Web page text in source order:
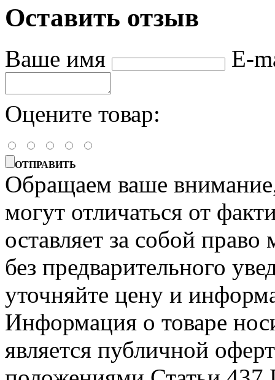
Оставить отзыв
Ваше имя E-
Оцените товар:
ОТПРАВИТЬ
Обращаем ваше
могут отличаться от
оставляет за собой право
без предварительного
уточняйте цену и
Информация о товаре
является публичной